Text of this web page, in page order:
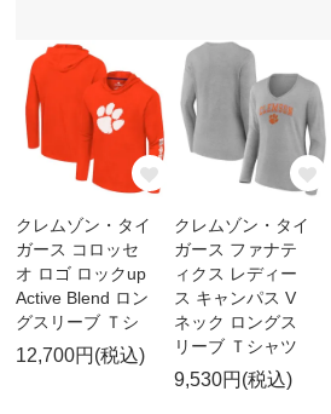
クレムゾン・タイ
ガース コロッセ
オ ロゴ ロックup
Active Blend ロン
グスリーブ Ｔシ
12,700円(税込)
クレムゾン・タイ
ガース ファナテ
ィクス レディー
ス キャンパス V
ネック ロングス
リーブ Ｔシャツ
9,530円(税込)